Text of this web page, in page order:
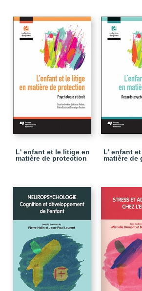
L' enfant et le litige en
matière de protection
L' enfant
matière de